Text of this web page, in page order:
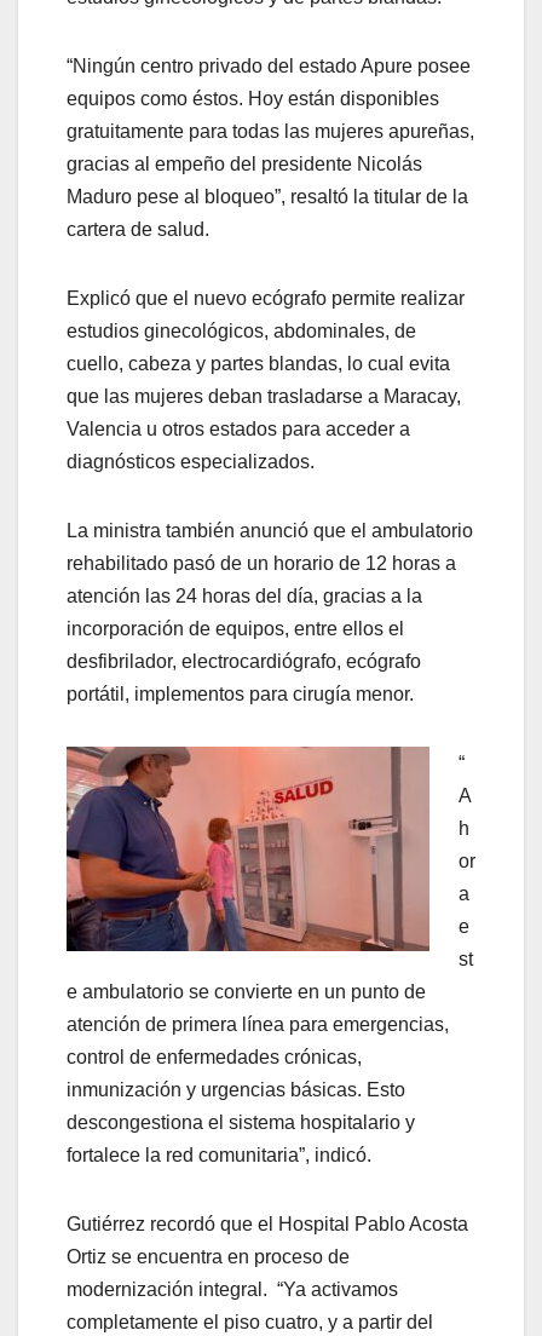
“Ningún centro privado del estado Apure posee
equipos como éstos. Hoy están disponibles
gratuitamente para todas las mujeres apureñas,
gracias al empeño del presidente Nicolás
Maduro pese al bloqueo”, resaltó la titular de la
cartera de salud.
Explicó que el nuevo ecógrafo permite realizar
estudios ginecológicos, abdominales, de
cuello, cabeza y partes blandas, lo cual evita
que las mujeres deban trasladarse a Maracay,
Valencia u otros estados para acceder a
diagnósticos especializados.
La ministra también anunció que el ambulatorio
rehabilitado pasó de un horario de 12 horas a
atención las 24 horas del día, gracias a la
incorporación de equipos, entre ellos el
desfibrilador, electrocardiógrafo, ecógrafo
portátil, implementos para cirugía menor.
“
A
h
or
a
e
st
e ambulatorio se convierte en un punto de
atención de primera línea para emergencias,
control de enfermedades crónicas,
inmunización y urgencias básicas. Esto
descongestiona el sistema hospitalario y
fortalece la red comunitaria”, indicó.
Gutiérrez recordó que el Hospital Pablo Acosta
Ortiz se encuentra en proceso de
modernización integral. “Ya activamos
completamente el piso cuatro, y a partir del